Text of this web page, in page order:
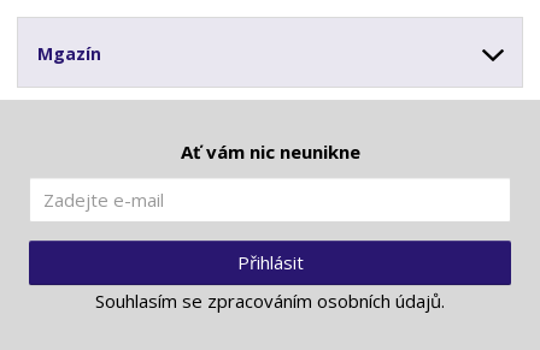
Mgazín
Ať vám nic neunikne
Přihlásit
Souhlasím se zpracováním osobních údajů.